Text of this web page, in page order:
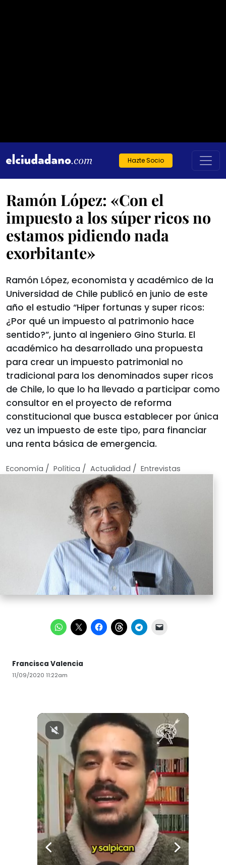
Hazte Socio
Ramón López: «Con el
impuesto a los súper ricos no
estamos pidiendo nada
exorbitante»
Ramón López, economista y académico de la
Universidad de Chile publicó en junio de este
año el estudio “Hiper fortunas y super ricos:
¿Por qué un impuesto al patrimonio hace
sentido?”, junto al ingeniero Gino Sturla. El
académico ha desarrollado una propuesta
para crear un impuesto patrimonial no
tradicional para los denominados super ricos
de Chile, lo que lo ha llevado a participar como
consultor en el proyecto de reforma
constitucional que busca establecer por única
vez un impuesto de este tipo, para financiar
una renta básica de emergencia.
Economí­a / Política / Actualidad / Entrevistas
Francisca Valencia
11/09/2020 11:22am